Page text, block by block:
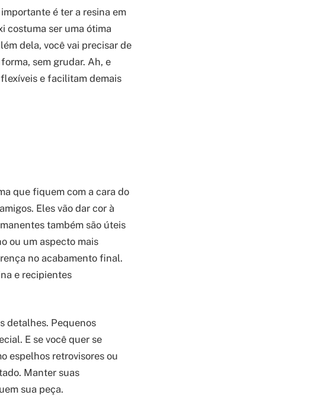
é ter a resina em
costuma ser uma ótima
dela, você vai precisar de
sem grudar. Ah, e
e facilitam demais
que fiquem com a cara do
Eles vão dar cor à
também são úteis
ou um aspecto mais
no acabamento final.
e recipientes
detalhes. Pequenos
E se você quer se
espelhos retrovisores ou
Manter suas
sua peça.